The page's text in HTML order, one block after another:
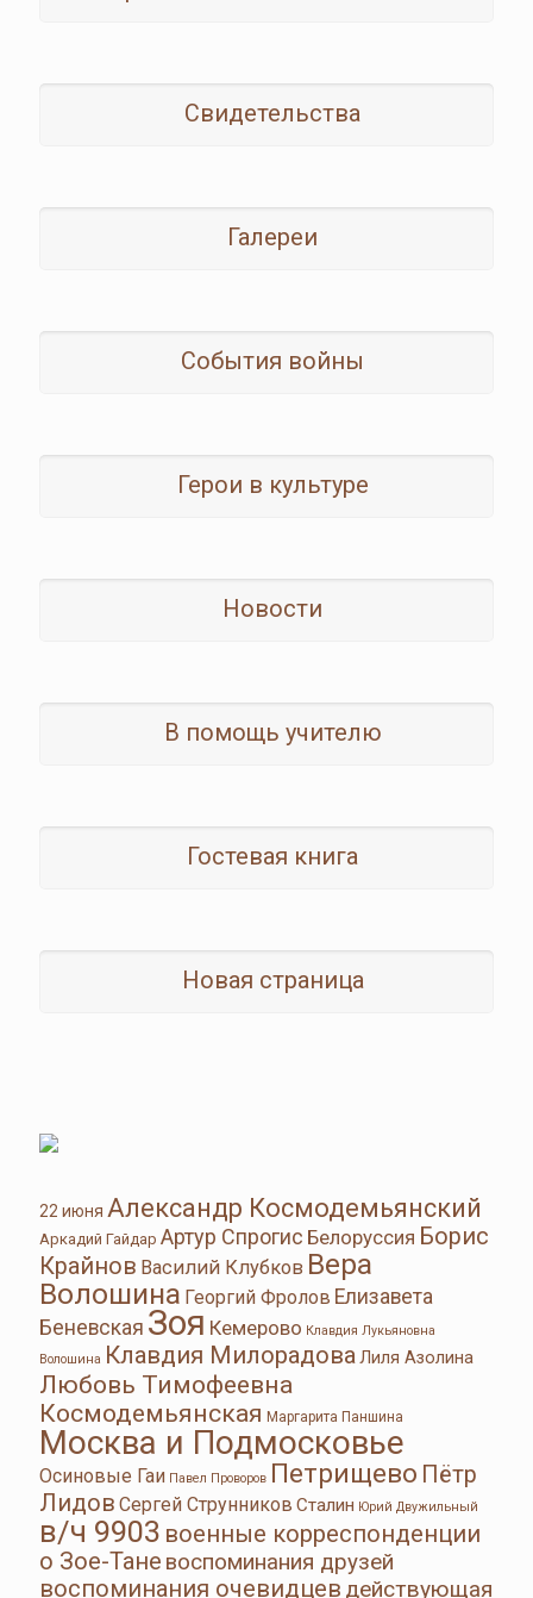
Свидетельства
Галереи
События войны
Герои в культуре
Новости
В помощь учителю
Гостевая книга
Новая страница
22 июня Александр Космодемьянский
Аркадий Гайдар Артур Спрогис Белоруссия Борис
Крайнов Василий Клубков Вера
Волошина Георгий Фролов Елизавета
Беневская Зоя Кемерово Клавдия Лукьяновна
Волошина Клавдия МилорадоваЛиля Азолина
Любовь Тимофеевна
Космодемьянская Маргарита Паншина
Москва и Подмосковье
Осиновые Гаи Павел Проворов Петрищево Пётр
Лидов Сергей Струнников Сталин Юрий Двужильный
в/ч 9903 военные корреспонденции
о Зое-Тане воспоминания друзей
воспоминания очевидцев действующая